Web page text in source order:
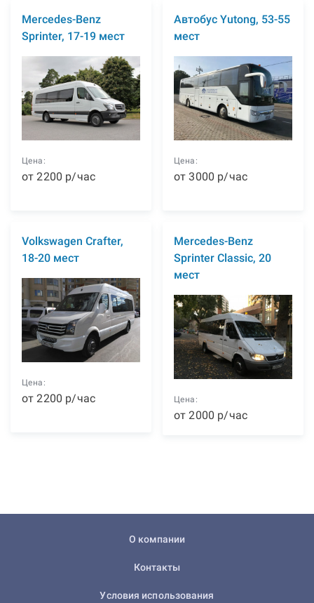
Mercedes-Benz
Sprinter, 17-19 мест
Цена:
от2200 р/час
Автобус Yutong, 53-55
мест
Цена:
от3000 р/час
Volkswagen Crafter,
18-20 мест
Цена:
от2200 р/час
Mercedes-Benz
Sprinter Classic, 20
мест
Цена:
от2000 р/час
О компании
Контакты
Условия использования